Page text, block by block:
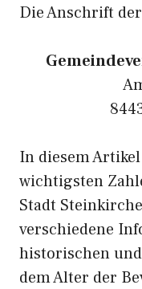
Die Anschrift
In diesem
wichtigsten
Stadt
verschiedene
historischen
dem Alter der